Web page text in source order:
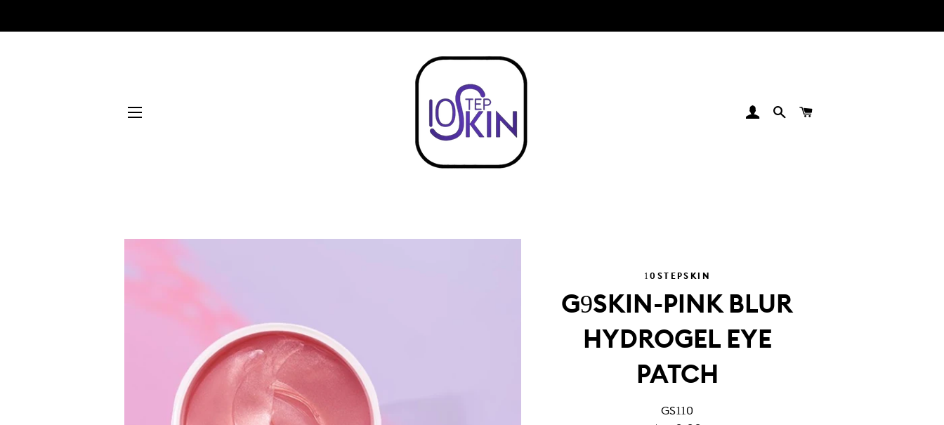
INGRESAR
BUSCARCARRITO
10STEPSKIN
G9SKIN-PINK BLUR
HYDROGEL EYE
PATCH
GS110